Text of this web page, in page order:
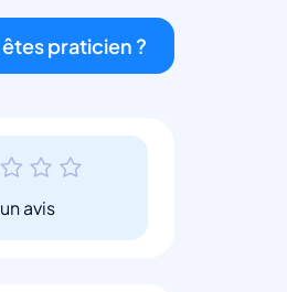
praticien ?
avis